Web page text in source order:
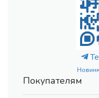
Покупателям